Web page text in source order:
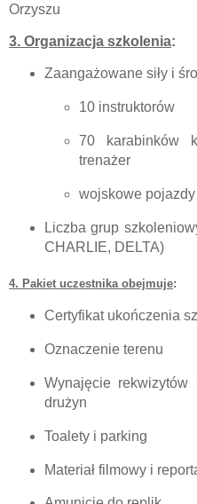
Orzyszu
3. Organizacja szkolenia:
Zaangażowane siły i
10 instruktorów
70 karabinków
trenażer
wojskowe
Liczba grup
CHARLIE, DELTA)
4. Pakiet uczestnika obejmuje:
Certyfikat ukończenia
Oznaczenie terenu
Wynajęcie
drużyn
Toalety i parking
Materiał filmowy i